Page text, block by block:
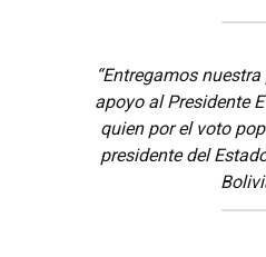
“Entregamos
apoyo al Presidente
quien por el voto
presidente del